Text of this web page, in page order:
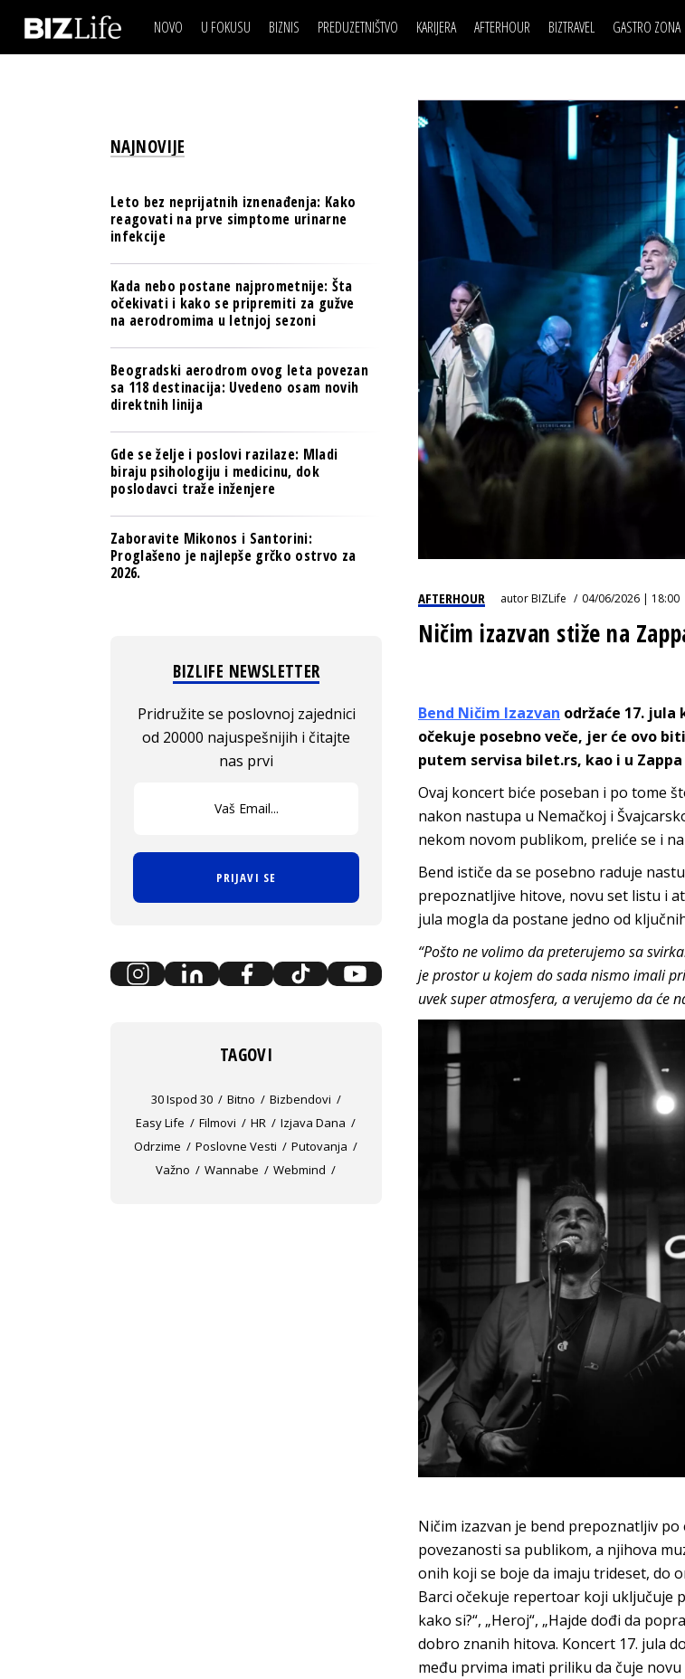
NOVO U FOKUSU BIZNIS
BANKE
TECH I AI
BIZNIS & SPORT
PULS REGIONA
NOVO NA RAFU
PREDUZETNIŠTVO KARIJERA
LJUDI (HR)
MOJ UGAO
USAVRŠAVANJE
KNOW-HOW
AFTERHOUR
AUTO SVET
STIL
WELLBEING
BIZTRAVEL GASTRO ZONA
IZJAVA DANABIZNIS SCENA
BREND I KOMUNIKACIJE
OSIGURANJE
TECH I AI
PULS REGIONA
NOVO NA RAFU
POSAO
MOJ UGAO
USAVRŠAVANJE
KNOW-HOW
FILM I SCENA
AUTO SVET
WELLBEING
AFTERHOUR autorBIZLife 04/06/2026 | 18:00
Ničim izazvan stiže na
Bend Ničim Izazvan održaće 17. jula
očekuje posebno veče, jer će ovo
putem servisa bilet.rs, kao i u
Ovaj koncert biće poseban i po tome
nakon nastupa u Nemačkoj i
nekom novom publikom, preliće se i
Bend ističe da se posebno raduje
prepoznatljive hitove, novu set listu i
jula mogla da postane jedno od
“Pošto ne volimo da preterujemo sa
je prostor u kojem do sada nismo imali
uvek super atmosfera, a verujemo da će
Ničim izazvan je bend prepoznatljiv
povezanosti sa publikom, a njihova
onih koji se boje da imaju trideset, do
Barci očekuje repertoar koji uključuje
kako si?“, „Heroj“, „Hajde dođi da
dobro znanih hitova. Koncert 17. jula
među prvima imati priliku da čuje
NAJNOVIJE
Leto bez neprijatnih iznenađenja: Kako
reagovati na prve simptome urinarne
infekcije
Kada nebo postane najprometnije: Šta
očekivati i kako se pripremiti za gužve
na aerodromima u letnjoj sezoni
Beogradski aerodrom ovog leta povezan
sa 118 destinacija: Uvedeno osam novih
direktnih linija
Gde se želje i poslovi razilaze: Mladi
biraju psihologiju i medicinu, dok
poslodavci traže inženjere
Zaboravite Mikonos i Santorini:
Proglašeno je najlepše grčko ostrvo za
2026.
BIZLIFE NEWSLETTER
Pridružite se poslovnoj zajednici
od 20000 najuspešnijih i čitajte
nas prvi
PRIJAVI SE
TAGOVI
30 Ispod 30 Bitno
Bizbendovi
Easy Life
Filmovi HR
Izjava Dana
Odrzime
Poslovne Vesti
Putovanja
Važno
Wannabe Webmind